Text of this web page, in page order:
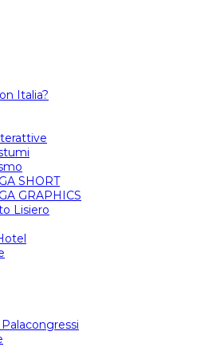
Italia?
SHORT
GRAPHICS
Lisiero